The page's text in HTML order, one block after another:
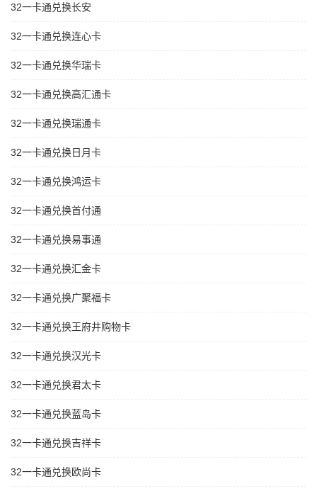
32一卡通兑换长安
32一卡通兑换连心卡
32一卡通兑换华瑞卡
32一卡通兑换高汇通卡
32一卡通兑换瑞通卡
32一卡通兑换日月卡
32一卡通兑换鸿运卡
32一卡通兑换首付通
32一卡通兑换易事通
32一卡通兑换汇金卡
32一卡通兑换广聚福卡
32一卡通兑换王府井购物卡
32一卡通兑换汉光卡
32一卡通兑换君太卡
32一卡通兑换蓝岛卡
32一卡通兑换吉祥卡
32一卡通兑换欧尚卡